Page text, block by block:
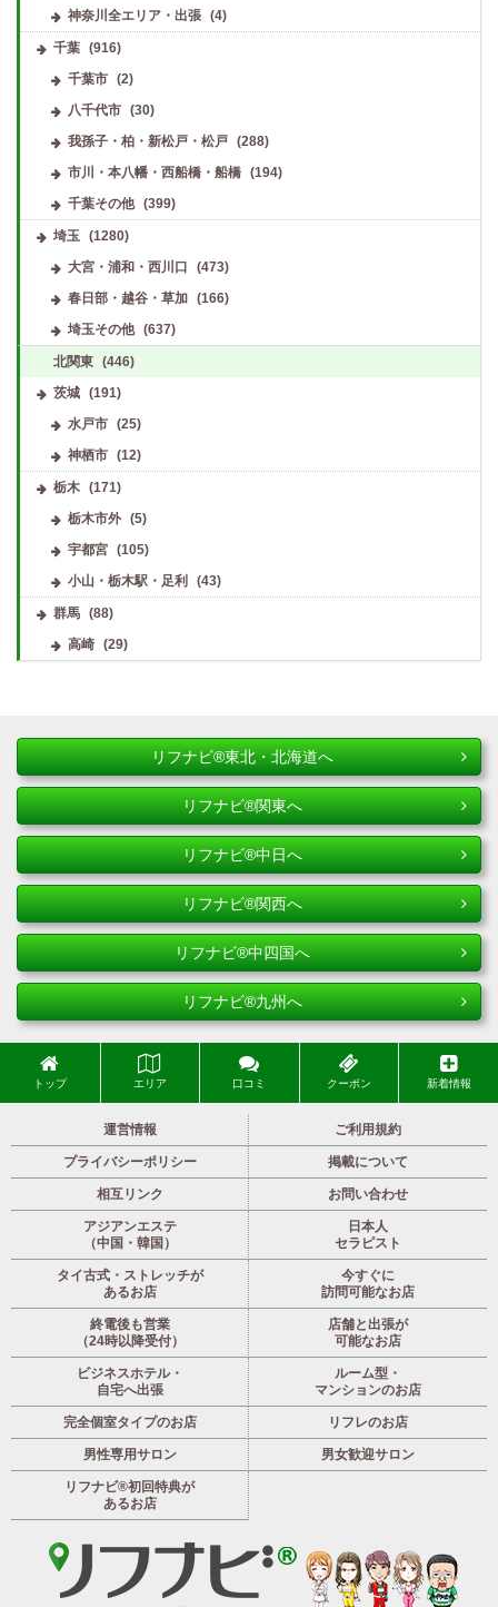
神奈川全エリア・出張
(4)
千葉 (916)
千葉市
(2)
八千代市
(30)
我孫子・柏・新松戸・松戸
(288)
市川・本八幡・西船橋・船橋
(194)
千葉その他
(399)
埼玉 (1280)
大宮・浦和・西川口
(473)
春日部・越谷・草加
(166)
埼玉その他
(637)
北関東 (446)
茨城 (191)
水戸市
(25)
神栖市
(12)
栃木 (171)
栃木市外
(5)
宇都宮
(105)
小山・栃木駅・足利
(43)
群馬 (88)
高崎
(29)
リフナビ®東北・北海道へ
リフナビ®関東へ
リフナビ®中日へ
リフナビ®関西へ
リフナビ®中四国へ
リフナビ®九州へ
トップ エリア 口コミ クーポン 新着情報
運営情報 ご利用規約
プライバシーポリシー 掲載について
相互リンク お問い合わせ
アジアンエステ
（中国・韓国）
日本人
セラピスト
タイ古式・ストレッチが
あるお店
今すぐに
訪問可能なお店
終電後も営業
（24時以降受付）
店舗と出張が
可能なお店
ビジネスホテル・
自宅へ出張
ルーム型・
マンションのお店
完全個室タイプのお店 リフレのお店
男性専用サロン 男女歓迎サロン
リフナビ®初回特典が
あるお店